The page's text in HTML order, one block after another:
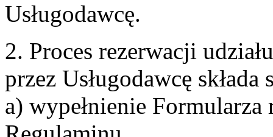
Usługodawcę.
2. Proces rezerwacji
przez Usługodawcę
a) wypełnienie